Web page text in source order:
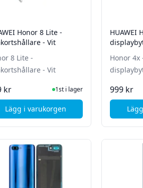
laddkontakt
Honor 8 Lite -
- Vit
8 Lite -
- Vit
kr I Lager1st i lager
Lägg i varukorgen, HUAWEI Honor 8 Lite -
HUAWEI
Honor 4x
999 kr